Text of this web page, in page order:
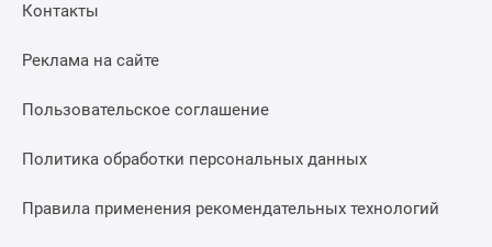
Контакты
Реклама на сайте
Пользовательское соглашение
Политика обработки персональных данных
Правила применения рекомендательных технологий